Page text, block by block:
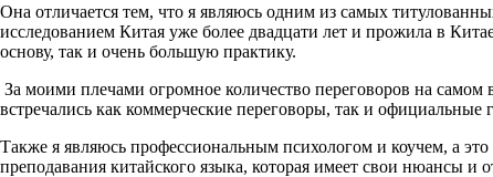
Она отличается тем, что я являюсь одним из самых
исследованием Китая уже более двадцати лет и прожила в
основу, так и очень большую практику.
За моими плечами огромное количество переговоров на
встречались как коммерческие переговоры, так и официальные
Также я являюсь профессиональным психологом и коучем, а
преподавания китайского языка, которая имеет свои нюансы и